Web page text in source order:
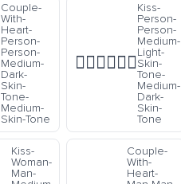
Couple-
With-
Heart-
Person-
Person-
Medium-
Dark-
Skin-
Tone-
Medium-
Skin-Tone
🧑🏼‍❤️‍💋‍🧑🏾
Kiss-
Person-
Person-
Medium-
Light-
Skin-
Tone-
Medium-
Dark-
Skin-
Tone
Kiss-
Woman-
Man-
Couple-
With-
Heart-